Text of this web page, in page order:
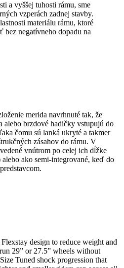
a vyššej tuhosti rámu, sme
vzperách zadnej stavby.
materiálu rámu, ktoré
bez negatívneho dopadu na
merida navrhnuté tak, že
alebo brzdové hadičky vstupujú do
čomu sú lanká ukryté a takmer
zásahov do rámu. V
vnútrom po celej ich dĺžke
ako semi-integrované, keď do
Flexstay design to reduce weight and
29” or 27.5” wheels without
Tuned shock progression that